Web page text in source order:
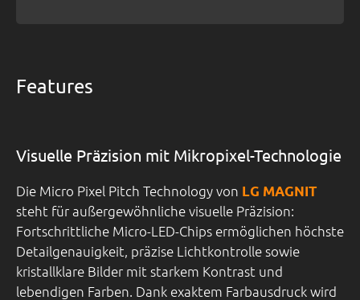
Features
Visuelle Präzision mit Mikropixel-Technologie
Die Micro Pixel Pitch Technology von LG MAGNIT
steht für außergewöhnliche visuelle Präzision:
Fortschrittliche Micro-LED-Chips ermöglichen höchste
Detailgenauigkeit, präzise Lichtkontrolle sowie
kristallklare Bilder mit starkem Kontrast und
lebendigen Farben. Dank exaktem Farbausdruck wird